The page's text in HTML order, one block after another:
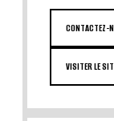
CONTACTEZ-
VISITER LE